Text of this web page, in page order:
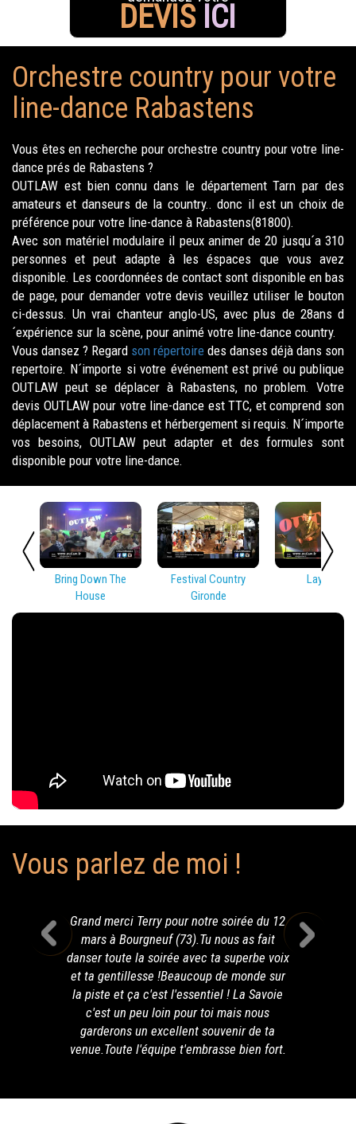
DEVIS ICI
Orchestre country pour votre
line-dance Rabastens
Vous êtes en recherche pour orchestre country pour votre line-
dance prés de Rabastens ?
OUTLAW est bien connu dans le département Tarn par des
amateurs et danseurs de la country.. donc il est un choix de
préférence pour votre line-dance à Rabastens(81800).
Avec son matériel modulaire il peux animer de 20 jusqu´a 310
personnes et peut adapte à les éspaces que vous avez
disponible. Les coordonnées de contact sont disponible en bas
de page, pour demander votre devis veuillez utiliser le bouton
ci-dessus. Un vrai chanteur anglo-US, avec plus de 28ans d
´expérience sur la scène, pour animé votre line-dance country.
Vous dansez ? Regard son répertoire des danses déjà dans son
repertoire. N´importe si votre événement est privé ou publique
OUTLAW peut se déplacer à Rabastens, no problem. Votre
devis OUTLAW pour votre line-dance est TTC, et comprend son
déplacement à Rabastens et hérbergement si requis. N´importe
vos besoins, OUTLAW peut adapter et des formules sont
disponible pour votre line-dance.
Bring Down The
House
Festival Country
Gironde
Lay Low
Vous parlez de moi !
Grand merci Terry pour notre soirée du 12
mars à Bourgneuf (73).Tu nous as fait
danser toute la soirée avec ta superbe voix
et ta gentillesse !Beaucoup de monde sur
la piste et ça c'est l'essentiel ! La Savoie
c'est un peu loin pour toi mais nous
garderons un excellent souvenir de ta
venue.Toute l'équipe t'embrasse bien fort.